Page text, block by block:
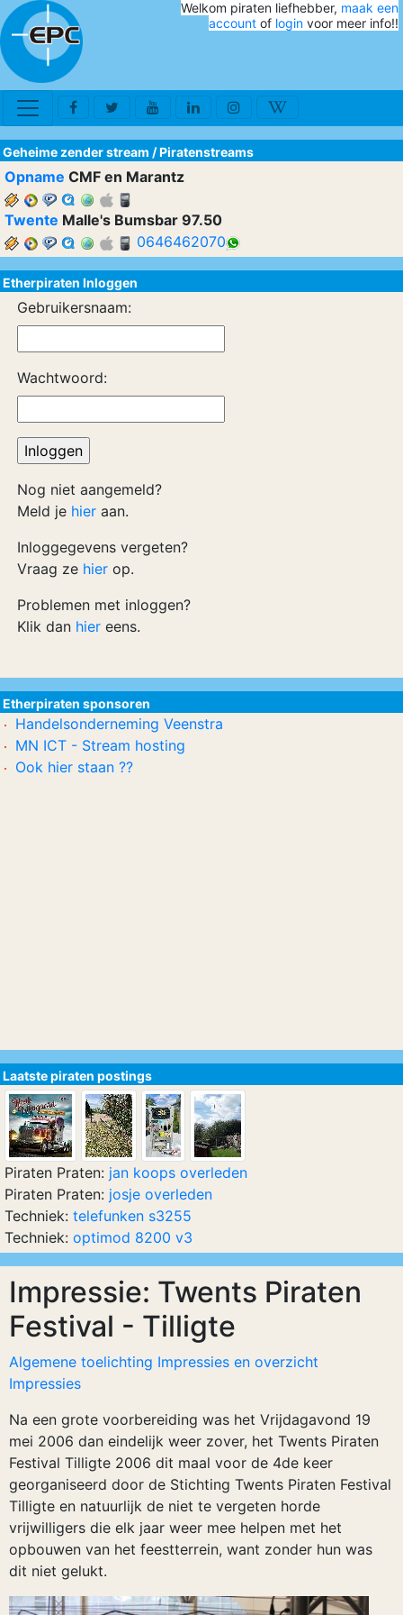
Welkom piraten liefhebber, maak een
account of login voor meer info!!
Impressie: Twents Piraten
Festival - Tilligte
Algemene toelichting Impressies en overzicht
Impressies
Na een grote voorbereiding was het Vrijdagavond 19
mei 2006 dan eindelijk weer zover, het Twents Piraten
Festival Tilligte 2006 dit maal voor de 4de keer
georganiseerd door de Stichting Twents Piraten Festival
Tilligte en natuurlijk de niet te vergeten horde
vrijwilligers die elk jaar weer mee helpen met het
opbouwen van het feestterrein, want zonder hun was
dit niet gelukt.
Geheime zender stream /Piratenstreams
Opname CMF en Marantz
Twente Malle's Bumsbar 97.50
0646462070
Etherpiraten Inloggen
Gebruikersnaam:
Wachtwoord:
Nog niet aangemeld?
Meld je hier aan.
Inloggegevens vergeten?
Vraag ze hier op.
Problemen met inloggen?
Klik dan hier eens.
Etherpiraten sponsoren
Handelsonderneming Veenstra
MN ICT - Stream hosting
Ook hier staan ??
Laatste piraten postings
Piraten Praten: jan koops overleden
Piraten Praten: josje overleden
Techniek: telefunken s3255
Techniek: optimod 8200 v3